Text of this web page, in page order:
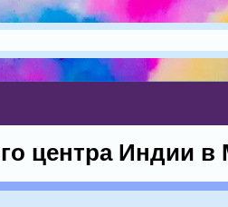
центра Индии